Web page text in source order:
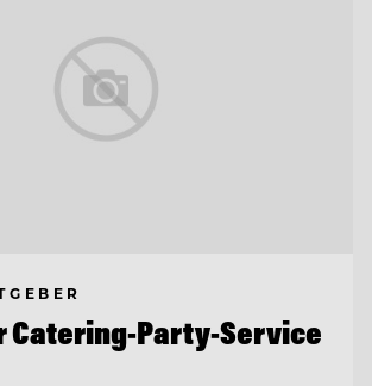
Catering-Party-Service